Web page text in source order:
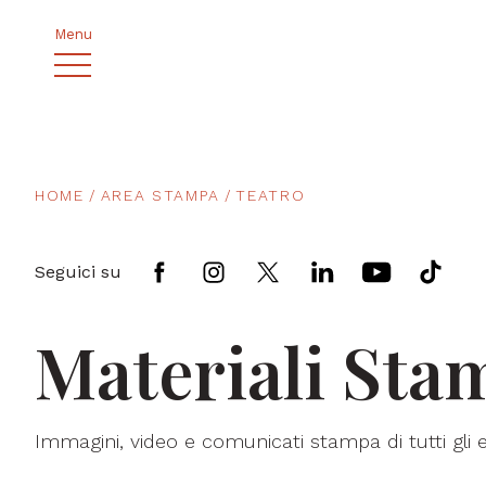
Menu
HOME AREA STAMPA TEATRO
Seguici su
Materiali
Immagini, video e comunicati stampa di tutti gli